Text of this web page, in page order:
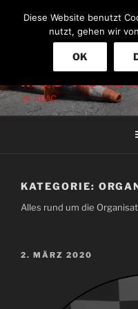
Inhalt
MSC-
im ADAC
KATEGORIE:
Alles rund um die
VERÖFFENTLICHT
2. MÄRZ 2020
Diese Website benutzt
nutzt, gehen wir
OK